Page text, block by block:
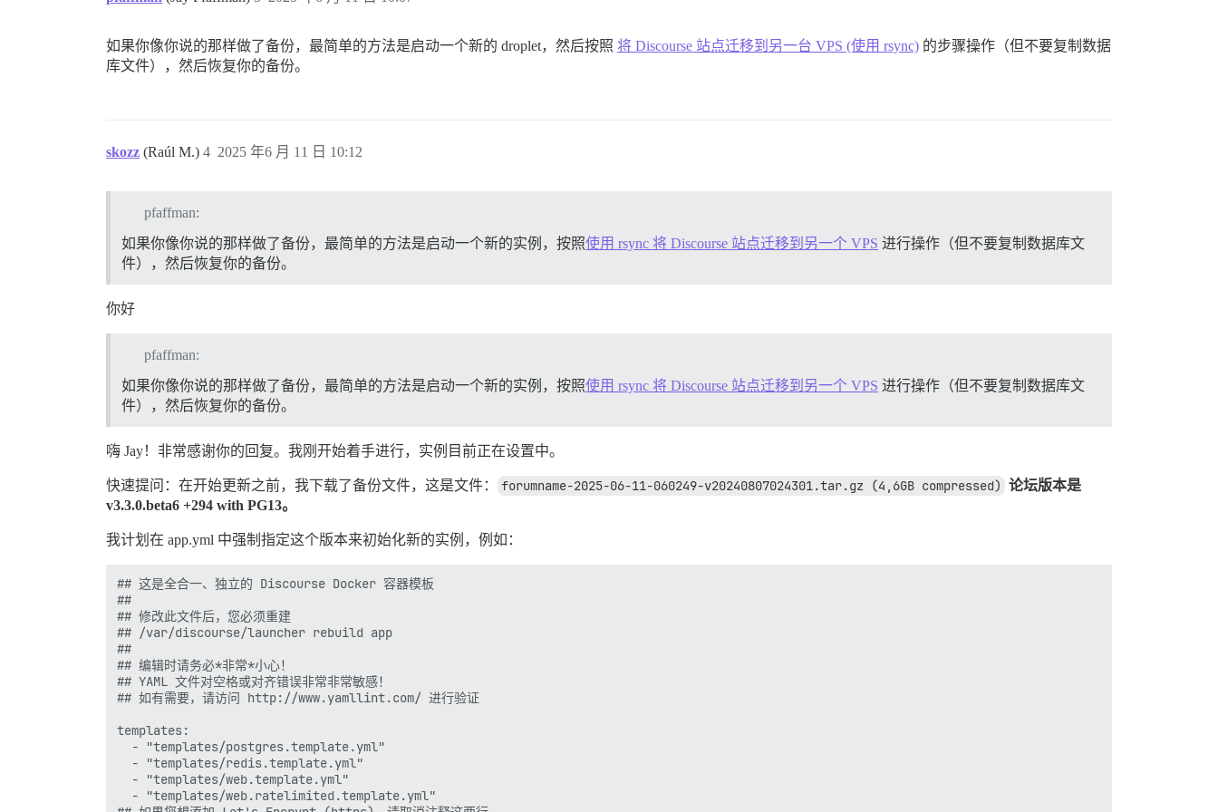
6c2dff13a1e7: Pull complete
f16f8d5c5a04: Pull complete
06d7037d56ef: Pull complete
bc6c17ae1969: Pull complete
警告：containers/app.yml文件是世界可读的。您可以通过运行以下命令来保护此文件：chmod o-rwx containers/app.yml
2.0.20250226-0128: Pulling from discourse/base
Digest: sha256:6f18aa2cd22bba0deb91d69194e577d4f96130ad555ae8ec646a8792cbfe37db
Status: Image is up to date for discourse/base:2.0.20250226-0128
docker.io/discourse/base:2.0.20250226-0128
/usr/local/bin/pups --stdin
I, [2025-06-11T09:54:52.350929 #1]  INFO -- : Reading from stdin
E: 执行脚本 DPkg::Post-Invoke 'rm -f /var/cache/apt/archives/*.deb /var/cache/apt/archives/partial/*.deb /var/cache/apt/*.bin || true' 时出现问题
E: 子进程返回错误代码
I, [2025-06-11T09:54:53.837808 #1]  INFO -- : Reading package lists...
Building dependency tree...
Reading state information...
  libcommon-sense-perl libio-pty-perl libipc-run-perl libjson-perl
  libjson-xs-perl libllvm19 libtypes-serialiser-perl libz3-4
  postgresql-client-common postgresql-common postgresql-common-dev ssl-cert
使用'apt autoremove'来删除它们。
以下软件包将被删除：
升级了0个，新安装了0个，要删除3个，未升级0个。
(正在读取数据库 ... 当前安装了33951个文件和目录。)
正在删除 postgresql-15-pgvector (0.8.0-1.pgdg120+1) ...
正在删除 postgresql-15 (15.12-1.pgdg120+1) ...
invoke-rc.d: 无法确定当前运行级别
update-alternatives: 警告：强制重新安装备用文件/usr/share/postgresql/15/man/man1/psql.1.gz，因为链接组psql.1.gz已损坏
正在删除 postgresql-client-15 (15.12-1.pgdg120+1) ...
正在处理 postgresql-common (274.pgdg120+1) 的触发器 ...
正在从已安装的myspell/hunspell软件包构建PostgreSQL字典...
正在删除过时的字典文件：
正在清除 postgresql-15 (15.12-1.pgdg120+1) 的配置文件 ...
正在删除集群main...
如果你像你说的那样做了备份，最简单的方法是启动一个新的 droplet，然后按照 将 Discourse 站点迁移到另一台 VPS (使用 rsync) 的步骤操作（但不要复制数据
库文件），然后恢复你的备份。
skozz (Raúl M.) 2025 年6 月 11 日 10:12
4
pfaffman:
如果你像你说的那样做了备份，最简单的方法是启动一个新的实例，按照使用 rsync 将 Discourse 站点迁移到另一个 VPS 进行操作（但不要复制数据库文
件），然后恢复你的备份。
你好
pfaffman:
如果你像你说的那样做了备份，最简单的方法是启动一个新的实例，按照使用 rsync 将 Discourse 站点迁移到另一个 VPS 进行操作（但不要复制数据库文
件），然后恢复你的备份。
嗨 Jay！非常感谢你的回复。我刚开始着手进行，实例目前正在设置中。
快速提问：在开始更新之前，我下载了备份文件，这是文件： forumname-2025-06-11-060249-v20240807024301.tar.gz (4,6GB compressed) 论坛版本是
v3.3.0.beta6 +294 with PG13。
我计划在 app.yml 中强制指定这个版本来初始化新的实例，例如：
## 这是全合一、独立的 Discourse Docker 容器模板
##
## 修改此文件后，您必须重建
## /var/discourse/launcher rebuild app
##
## 编辑时请务必*非常*小心！
## YAML 文件对空格或对齐错误非常非常敏感！
## 如有需要，请访问 http://www.yamllint.com/ 进行验证
templates:
  - "templates/postgres.template.yml"
  - "templates/redis.template.yml"
  - "templates/web.template.yml"
  - "templates/web.ratelimited.template.yml"